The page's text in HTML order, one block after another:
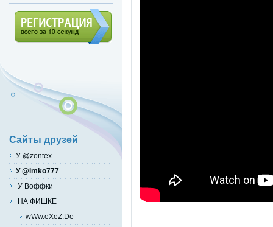
Сайты друзей
У @zontex
У @imko777
У Воффки
НА ФИШКЕ
wWw.eXeZ.De